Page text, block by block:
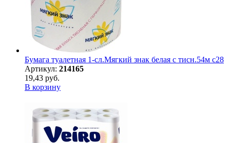
Бумага туалетная 1-сл.Мягкий знак белая с тисн.54м c28
Артикул: 214165
19,43 руб.
В корзину